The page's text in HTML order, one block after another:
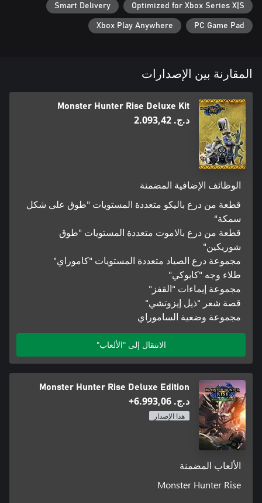
Optimized for Xbox Series X|S
Smart Delivery
PC Game Pad
Xbox Play Anywhere
المقارنة بين الإصدارات
Monster Hunter Rise Deluxe Kit
د.ج.‏ 2.093,42
الوظائف الإضافية المضمنة
قطعة من درع باليكو متعددة المستويات "طوق على شكل
سمكة"
قطعة من درع بالاموت متعددة المستويات "طوق
شوريكين"
مجموعة درع الصياد متعددة المستويات "كاموراي"
طلاء وجه "كابوكي"
مجموعة إيماءات "القفز"
قصة شعر "ذيل إيزوتشي"
مجموعة وضعية الساموراي
الانتقال إلى "الألعاب"
Monster Hunter Rise Deluxe Edition
د.ج.‏ 6.993,06+
هذا الإصدار
الألعاب المضمنة
Monster Hunter Rise